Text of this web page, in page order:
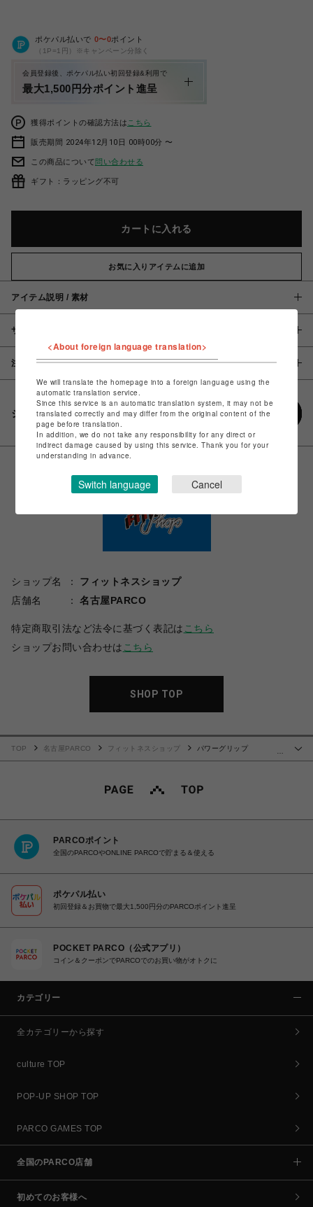
ポケパル払いで 0〜0ポイント
（1P=1円）※キャンペーン分除く
会員登録後、ポケパル払い初回登録&利用で
最大1,500円分ポイント進呈
獲得ポイントの確認方法は こちら
販売期間 2024年12月10日 00時00分 〜
この商品について問い合わせる
ギフト：ラッピング不可
カートに入れる
お気に入りアイテムに追加
アイテム説明 / 素材
サイズ
注意事項
シェアする
ショップ名
フィットネスショップ
店舗名
名古屋PARCO
特定商取引法など法令に基づく表記は こちら
ショップお問い合わせは こちら
SHOP TOP
TOP 名古屋PARCO フィットネスショップ
パワーグリップ
PARCOポイント
全国のPARCOやONLINE PARCOで貯まる＆使える
ポケパル払い
初回登録＆お買物で最大1,500円分のPARCOポイント進呈
POCKET PARCO（公式アプリ）
コイン＆クーポンでPARCOでのお買い物がオトクに
カテゴリー
全カテゴリーから探す
culture TOP
POP-UP SHOP TOP
PARCO GAMES TOP
全国のPARCO店舗
初めてのお客様へ
<About foreign language translation>
We will translate the homepage into a foreign language using the
automatic translation service.
Since this service is an automatic translation system, it may not be
translated correctly and may differ from the original content of the
page before translation.
In addition, we do not take any responsibility for any direct or
indirect damage caused by using this service. Thank you for your
understanding in advance.
Switch language Cancel